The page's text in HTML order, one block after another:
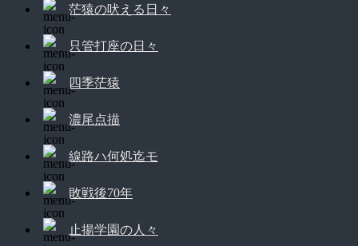
茫猿の吠える日々
只管打座の日々
四季茫猿
濃尾点描
線路ハ何処迄モ
敗戦後70年
止揚学園の人々